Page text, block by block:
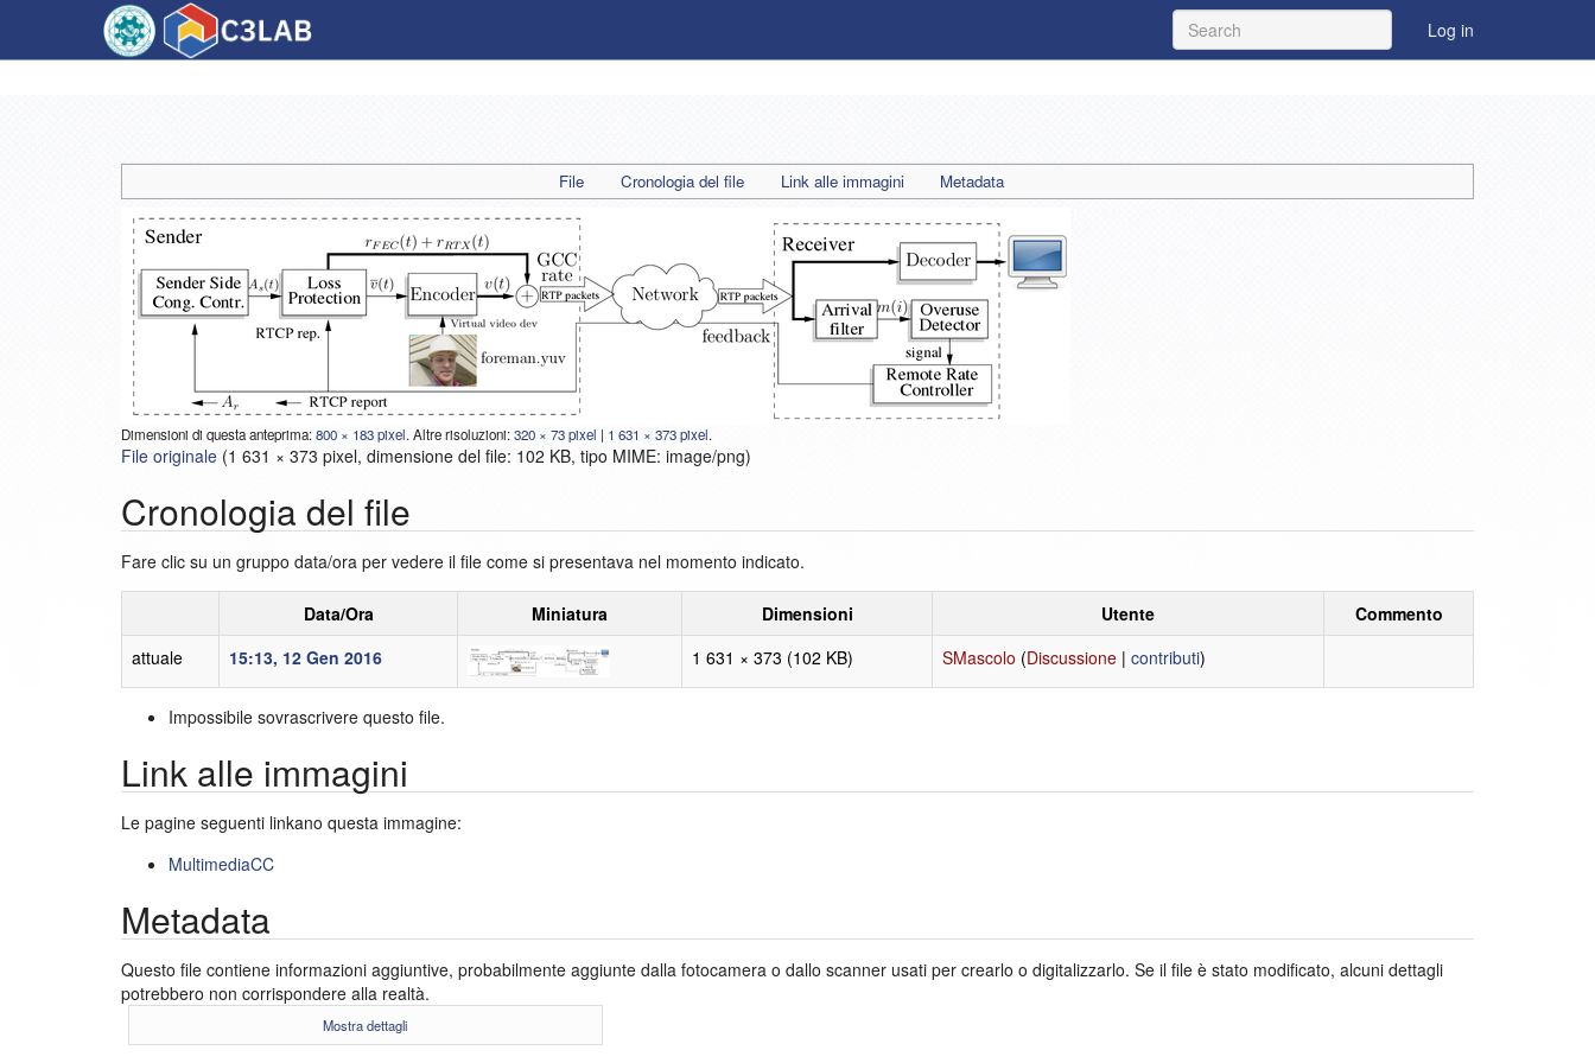
Log in
File Cronologia del file Link alle immagini Metadata
Dimensioni di questa anteprima:800 × 183 pixel. Altre risoluzioni:320 × 73 pixel | 1 631 × 373 pixel.
File originale (1 631 × 373 pixel, dimensione del file: 102 KB, tipo MIME: image/png)
Cronologia del file
Fare clic su un gruppo data/ora per vedere il file come si presentava nel momento indicato.
Data/Ora Miniatura Dimensioni Utente
Commento
attuale
15:13, 12 Gen 2016 1 631 × 373 (102 KB) SMascolo (Discussione | contributi)
Impossibile sovrascrivere questo file.
Link alle immagini
Le pagine seguenti linkano questa immagine:
MultimediaCC
Metadata
Questo file contiene informazioni aggiuntive, probabilmente aggiunte dalla fotocamera o dallo scanner usati per crearlo o digitalizzarlo. Se il file è stato modificato, alcuni dettagli
potrebbero non corrispondere alla realtà.
Mostra dettagli